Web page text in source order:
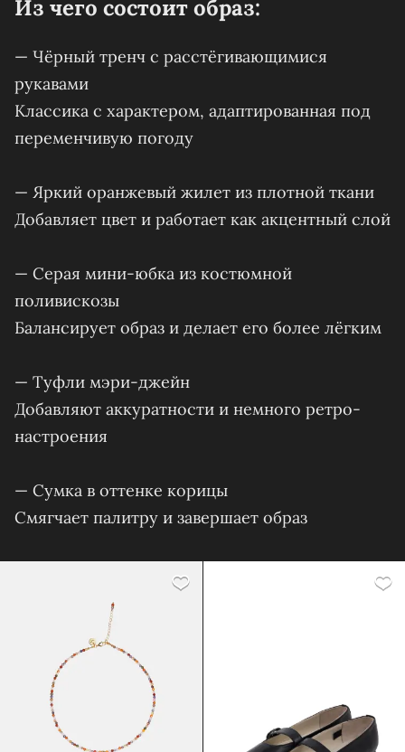
Из чего состоит образ:
— Чёрный тренч с расстёгивающимися
рукавами
Классика с характером, адаптированная под
переменчивую погоду
— Яркий оранжевый жилет из плотной ткани
Добавляет цвет и работает как акцентный слой
— Серая мини-юбка из костюмной
поливискозы
Балансирует образ и делает его более лёгким
— Туфли мэри-джейн
Добавляют аккуратности и немного ретро-
настроения
— Сумка в оттенке корицы
Смягчает палитру и завершает образ